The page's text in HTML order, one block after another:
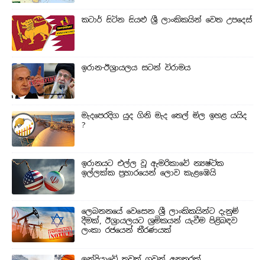
කටාර් සිටින සියළු ශ්‍රී ලාංකිකයින් වෙත උපදෙස්
ඉරාන-ඊශ්‍රායලය සටන් විරාමය
මැදපෙරදිග යුද ගිනි මැද තෙල් මිල ඉහළ යයිද
?
ඉරානයට එල්ල වූ ඇමරිකාවේ න්‍යෂ්ටික
ඉල්ලක්ක ප්‍රහාරයෙන් ලොව කැළඹෙයි
ලෙබනනයේ වෙසෙන ශ්‍රී ලාංකිකයින්ට දැනුම්
දීමක්, ඊශ්‍රායලයට ශ්‍රමිකයන් යැවීම පිළිබඳව
ලංකා රජයෙන් තීරණයක්